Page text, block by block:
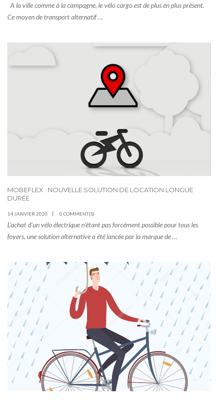
A la ville comme à la campagne, le vélo cargo est de plus en plus présent.
Ce moyen de transport alternatif …
MOBEFLEX : NOUVELLE SOLUTION DE LOCATION LONGUE
DURÉE
14 JANVIER 2020 0 COMMENT(S)
L’achat d’un vélo électrique n’étant pas forcément possible pour tous les
foyers, une solution alternative a été lancée par la marque de …